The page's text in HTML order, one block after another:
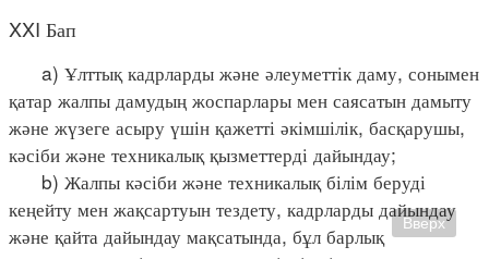
XXI Бап
a) Ұлттық кадрларды және әлеуметтік даму, сонымен
қатар жалпы дамудың жоспарлары мен саясатын дамыту
және жүзеге асыру үшін қажетті әкімшілік, басқарушы,
кәсіби және техникалық қызметтерді дайындау;
b) Жалпы кәсіби және техникалық білім беруді
кеңейту мен жақсартуын тездету, кадрларды дайындау
және қайта дайындау мақсатында, бұл барлық
Вверх